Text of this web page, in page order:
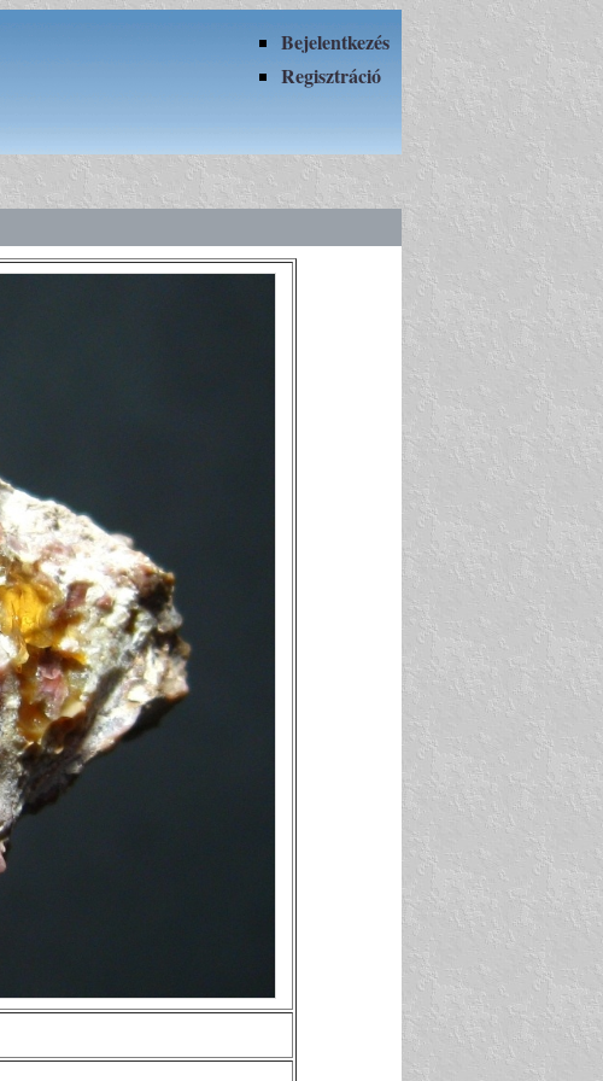
Bejelentkezés
Regisztráció